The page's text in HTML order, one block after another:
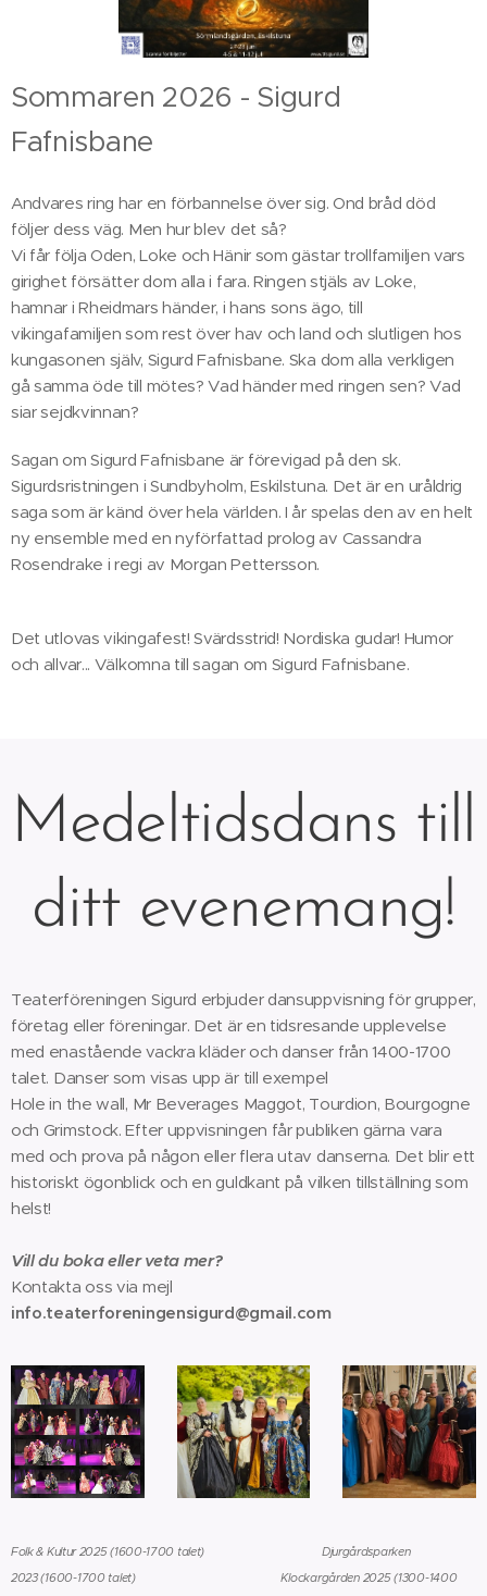
Sommaren 2026 - Sigurd
Fafnisbane
Andvares ring har en förbannelse över sig. Ond bråd död
följer dess väg. Men hur blev det så?
Vi får följa Oden, Loke och Hänir som gästar trollfamiljen vars
girighet försätter dom alla i fara. Ringen stjäls av Loke,
hamnar i Rheidmars händer, i hans sons ägo, till
vikingafamiljen som rest över hav och land och slutligen hos
kungasonen själv, Sigurd Fafnisbane. Ska dom alla verkligen
gå samma öde till mötes? Vad händer med ringen sen? Vad
siar sejdkvinnan?
Sagan om Sigurd Fafnisbane är förevigad på den sk.
Sigurdsristningen i Sundbyholm, Eskilstuna. Det är en uråldrig
saga som är känd över hela världen. I år spelas den av en helt
ny ensemble med en nyförfattad prolog av Cassandra
Rosendrake i regi av Morgan Pettersson.
Det utlovas vikingafest! Svärdsstrid! Nordiska gudar! Humor
och allvar... Välkomna till sagan om Sigurd Fafnisbane.
Medeltidsdans till
ditt evenemang!
Teaterföreningen Sigurd erbjuder dansuppvisning för grupper,
företag eller föreningar. Det är en tidsresande upplevelse
med enastående vackra kläder och danser från 1400-1700
talet. Danser som visas upp är till exempel
Hole in the wall, Mr Beverages Maggot, Tourdion, Bourgogne
och Grimstock. Efter uppvisningen får publiken gärna vara
med och prova på någon eller flera utav danserna. Det blir ett
historiskt ögonblick och en guldkant på vilken tillställning som
helst!
Vill du boka eller veta mer?
Kontakta oss via mejl
info.teaterforeningensigurd@gmail.com
Folk & Kultur 2025 (1600-1700 talet) Djurgårdsparken
2023(1600-1700 talet)Klockargården 2025 (1300-1400